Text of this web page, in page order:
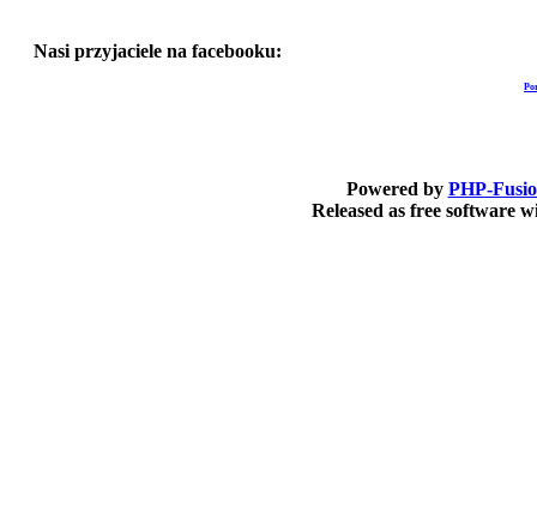
Nasi przyjaciele na facebooku:
Powered by PHP-
Released as free software